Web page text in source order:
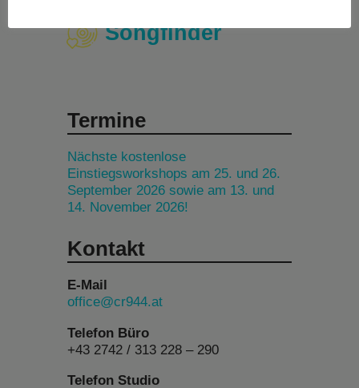
Songfinder
Termine
Nächste kostenlose
Einstiegsworkshops am 25. und 26.
September 2026 sowie am 13. und
14. November 2026!
Kontakt
E-Mail
office@cr944.at
Telefon Büro
+43 2742 / 313 228 – 290
Telefon Studio